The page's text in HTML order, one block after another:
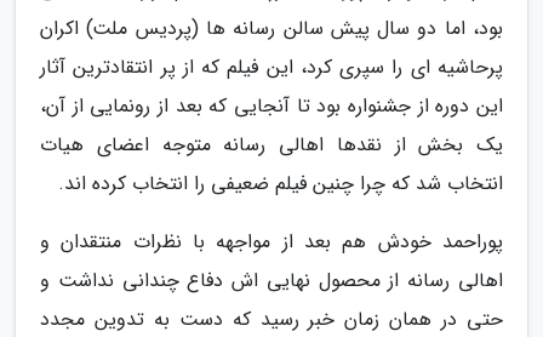
بود، اما دو سال پیش سالن رسانه ها (پردیس ملت) اکران
پرحاشیه ای را سپری کرد، این فیلم که از پر انتقادترین آثار
این دوره از جشنواره بود تا آنجایی که بعد از رونمایی از آن،
یک بخش از نقدها اهالی رسانه متوجه اعضای هیات
انتخاب شد که چرا چنین فیلم ضعیفی را انتخاب کرده اند.
پوراحمد خودش هم بعد از مواجهه با نظرات منتقدان و
اهالی رسانه از محصول نهایی اش دفاع چندانی نداشت و
حتی در همان زمان خبر رسید که دست به تدوین مجدد